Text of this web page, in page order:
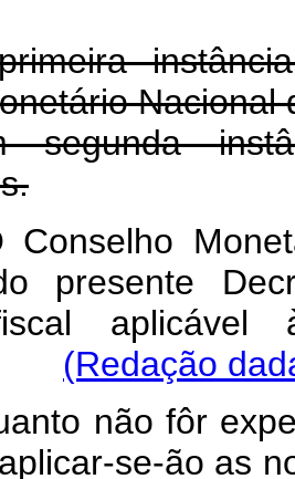
Nacional
Conselho
presente
(Redação
não fôr
se-ão as